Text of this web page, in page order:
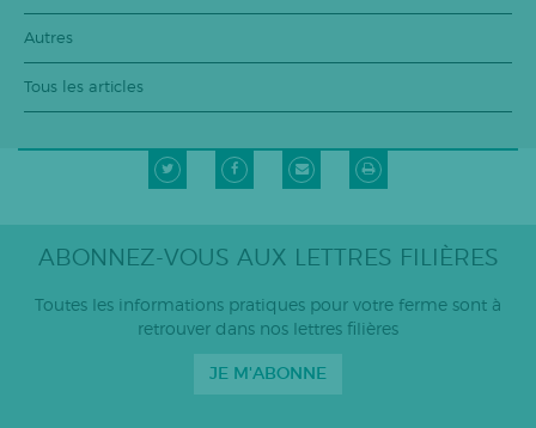
Autres
Tous les articles
ABONNEZ-VOUS AUX LETTRES FILIÈRES
Toutes les informations pratiques pour votre ferme sont à
retrouver dans nos lettres filières
JE M'ABONNE